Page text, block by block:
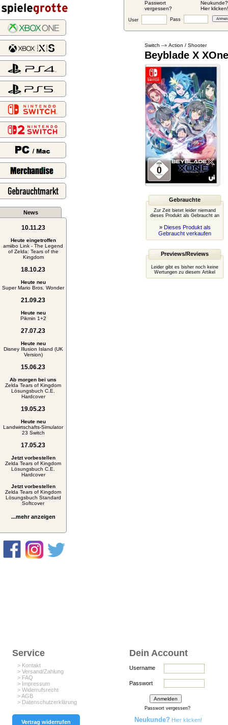
Passwort
vergessen?
Neukunde?
Hier klicken!
User Pass
News
10.11.23
Heute eingetroffen
amiibo Link - The Legend
of Zelda: Tears of the
Kingdom
18.10.23
Heute neu
Super Mario Bros. Wonder
21.09.23
Heute neu
Pikmin 1+2
27.07.23
Heute neu
Disney Illusion Island (UK
Version)
15.06.23
Ab morgen bei uns
Zelda Tears of Kingdom
Lösungsbuch C.E.
Hardcover
19.05.23
Heute neu
Landwirtschafts-Simulator
23 Switch
17.05.23
Jetzt vorbestellen
Zelda Tears of Kingdom
Lösungsbuch C.E.
Hardcover
Jetzt vorbestellen
Zelda Tears of Kingdom
Lösungsbuch Standard
Softcover
...mehr anzeigen
Switch --» Action / Shooter
Beyblade X XOne
Gebrauchte
Zur Zeit bietet leider niemand
dieses Produkt als Gebraucht an
» Dieses Produkt als
Gebraucht verkaufen
Previews/Reviews
Leider gibt es bisher noch keine
Wertungen zu diesem Artikel
Service
> Kontakt
> Versand/Zahlung
> FAQ
> Impressum
> Widerrufsrecht
> AGB
> Datenschutzerklärung
Vertrag widerrufen
Dein Account
Username
Passwort
Passwort vergessen?
Neukunde? Hier klicken!